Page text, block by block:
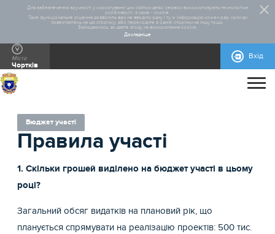
Для забезпечення зручності у користуванні цим сайтом деякі сервіси використовують технологічні
особливості, а саме - cookie.
Таке функціональне рішення дозволить вам не вводити одну і ту ж інформацію кожен раз, коли ви
повертаєтесь на цю сторінку, або переходите з однієї сторінки на іншу тощо.
Залишаючись, ви даєте згоду на використання cookie.
Докладніше
Місто
Чортків
Вхід
ЗАГАЛЬНА ІНФОРМАЦІЯ
СТАТИСТИКА
РЕАЛІЗОВАНІ ПРОЄКТИ
ДОПОМОГА
ПРАВИЛА УЧАСТІ
НОРМАТИВНО-ПРАВОВА БАЗА
БЛАНКИ ДЛЯ ЗАВАНТАЖЕННЯ
ІНСТРУКЦІЇ
КОНТАКТИ
Бюджет участі
Правила участі
1. Скільки грошей виділено на бюджет участі в цьому
році?
Загальний обсяг видатків на плановий рік, що
планується спрямувати на реалізацію проектів: 500 тис.